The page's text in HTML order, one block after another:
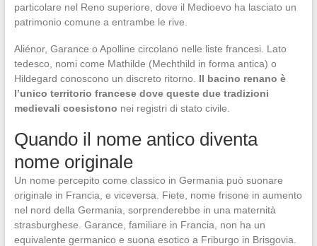
particolare nel Reno superiore, dove il Medioevo ha lasciato un
patrimonio comune a entrambe le rive.
Aliénor, Garance o Apolline circolano nelle liste francesi. Lato
tedesco, nomi come Mathilde (Mechthild in forma antica) o
Hildegard conoscono un discreto ritorno. Il bacino renano è
l’unico territorio francese dove queste due tradizioni
medievali coesistono nei registri di stato civile.
Quando il nome antico diventa
nome originale
Un nome percepito come classico in Germania può suonare
originale in Francia, e viceversa. Fiete, nome frisone in aumento
nel nord della Germania, sorprenderebbe in una maternità
strasburghese. Garance, familiare in Francia, non ha un
equivalente germanico e suona esotico a Friburgo in Brisgovia.